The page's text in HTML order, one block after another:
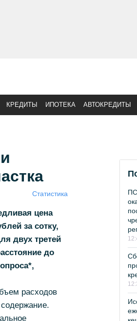
КРЕДИТЫ ИПОТЕКА АВТОКРЕДИТЫ
Статистика
цена
за сотку,
двух третей
до
расходов